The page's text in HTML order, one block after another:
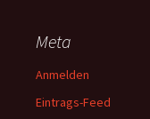
Meta
Anmelden
Eintrags-Feed